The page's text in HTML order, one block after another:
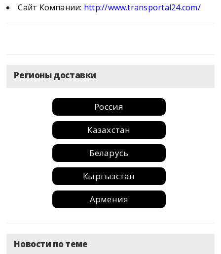
Сайт Компании: http://www.transportal24.com/
Регионы доставки
Россия
Казахстан
Беларусь
Кыргызстан
Армения
Санкт-Петербург
Новости по теме